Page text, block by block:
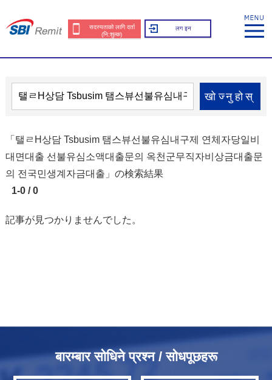
सदस्यताको लागि दर्ता
(नि:शुल्क)
लग इन
खोज्नुहोस्
「탤ㄹH상담 Tsbusim 탬스뷰선불유심내구제 연체자당일비
대면대출 선불유심소액대출문의 옥천군무직자비상금대출문
의 전국민생계자금대출」の検索結果
1-0 / 0
記事が見つかりませんでした。
बारम्बार सोधिने प्रश्न / सोधपूछहरू